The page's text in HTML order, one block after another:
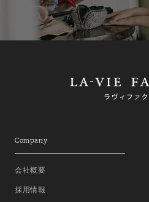
Company
会社概要
採用情報